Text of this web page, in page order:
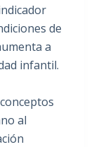
de
a
infantil.
al